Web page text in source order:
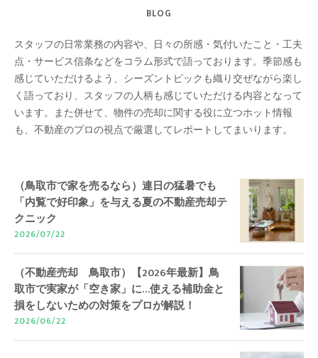
BLOG
スタッフの日常業務の内容や、日々の所感・気付いたこと・工夫
点・サービス信条などをコラム形式で語っております。季節感も
感じていただけるよう、シーズントピックも織り交ぜながら楽し
く語っており、スタッフの人柄も感じていただける内容となって
います。また併せて、物件の売却に関する役に立つホット情報
も、不動産のプロの視点で厳選してレポートしてまいります。
（鳥取市で家を売るなら）連日の猛暑でも
「内覧で好印象」を与える夏の不動産売却テ
クニック
2026/07/22
（不動産売却 鳥取市）【2026年最新】鳥
取市で実家が「空き家」に…使える補助金と
損をしないための対策をプロが解説！
2026/06/22